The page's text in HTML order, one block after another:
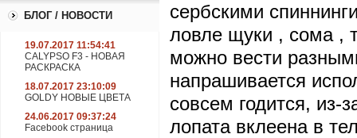
БЛОГ / НОВОСТИ
19.07.2017 11:54:41
CALYPSO F3 - НОВАЯ
РАСКРАСКА
18.07.2017 23:10:09
GOLDY НОВЫЕ ЦВЕТА
24.06.2017 09:37:24
Facebook страница
сербскими
ловле щуки , сома ,
можно вести
напрашивается
совсем годится, из-
лопата вклеена в